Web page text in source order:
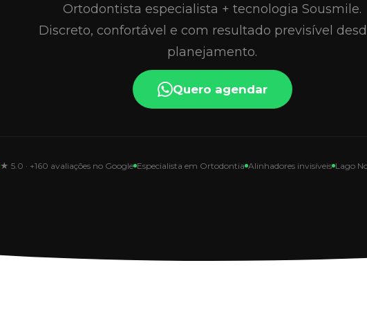
Ortodontista especialista + tecnologia Sousmile.
Discreto, confortável e com resultado previsível
planejamento.
Quero agendar
★ 5.0 · +160 avaliações no Google Especialista em Ortodontia Alinhadores invisíveis Lago